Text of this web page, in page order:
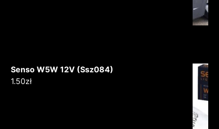
Senso W5W 12V (Ssz084)
1.50zł